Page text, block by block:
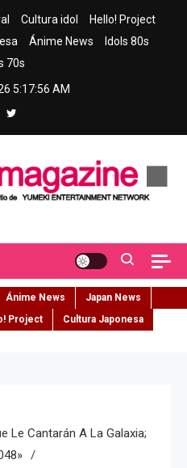
Cultura idol
Hello! Project
Ánime News
Idols 80s
70s
5:17:57 AM
Ánime News
Japan News
Project
Cultura Japonesa
Le Cantarán A La Galaxia;